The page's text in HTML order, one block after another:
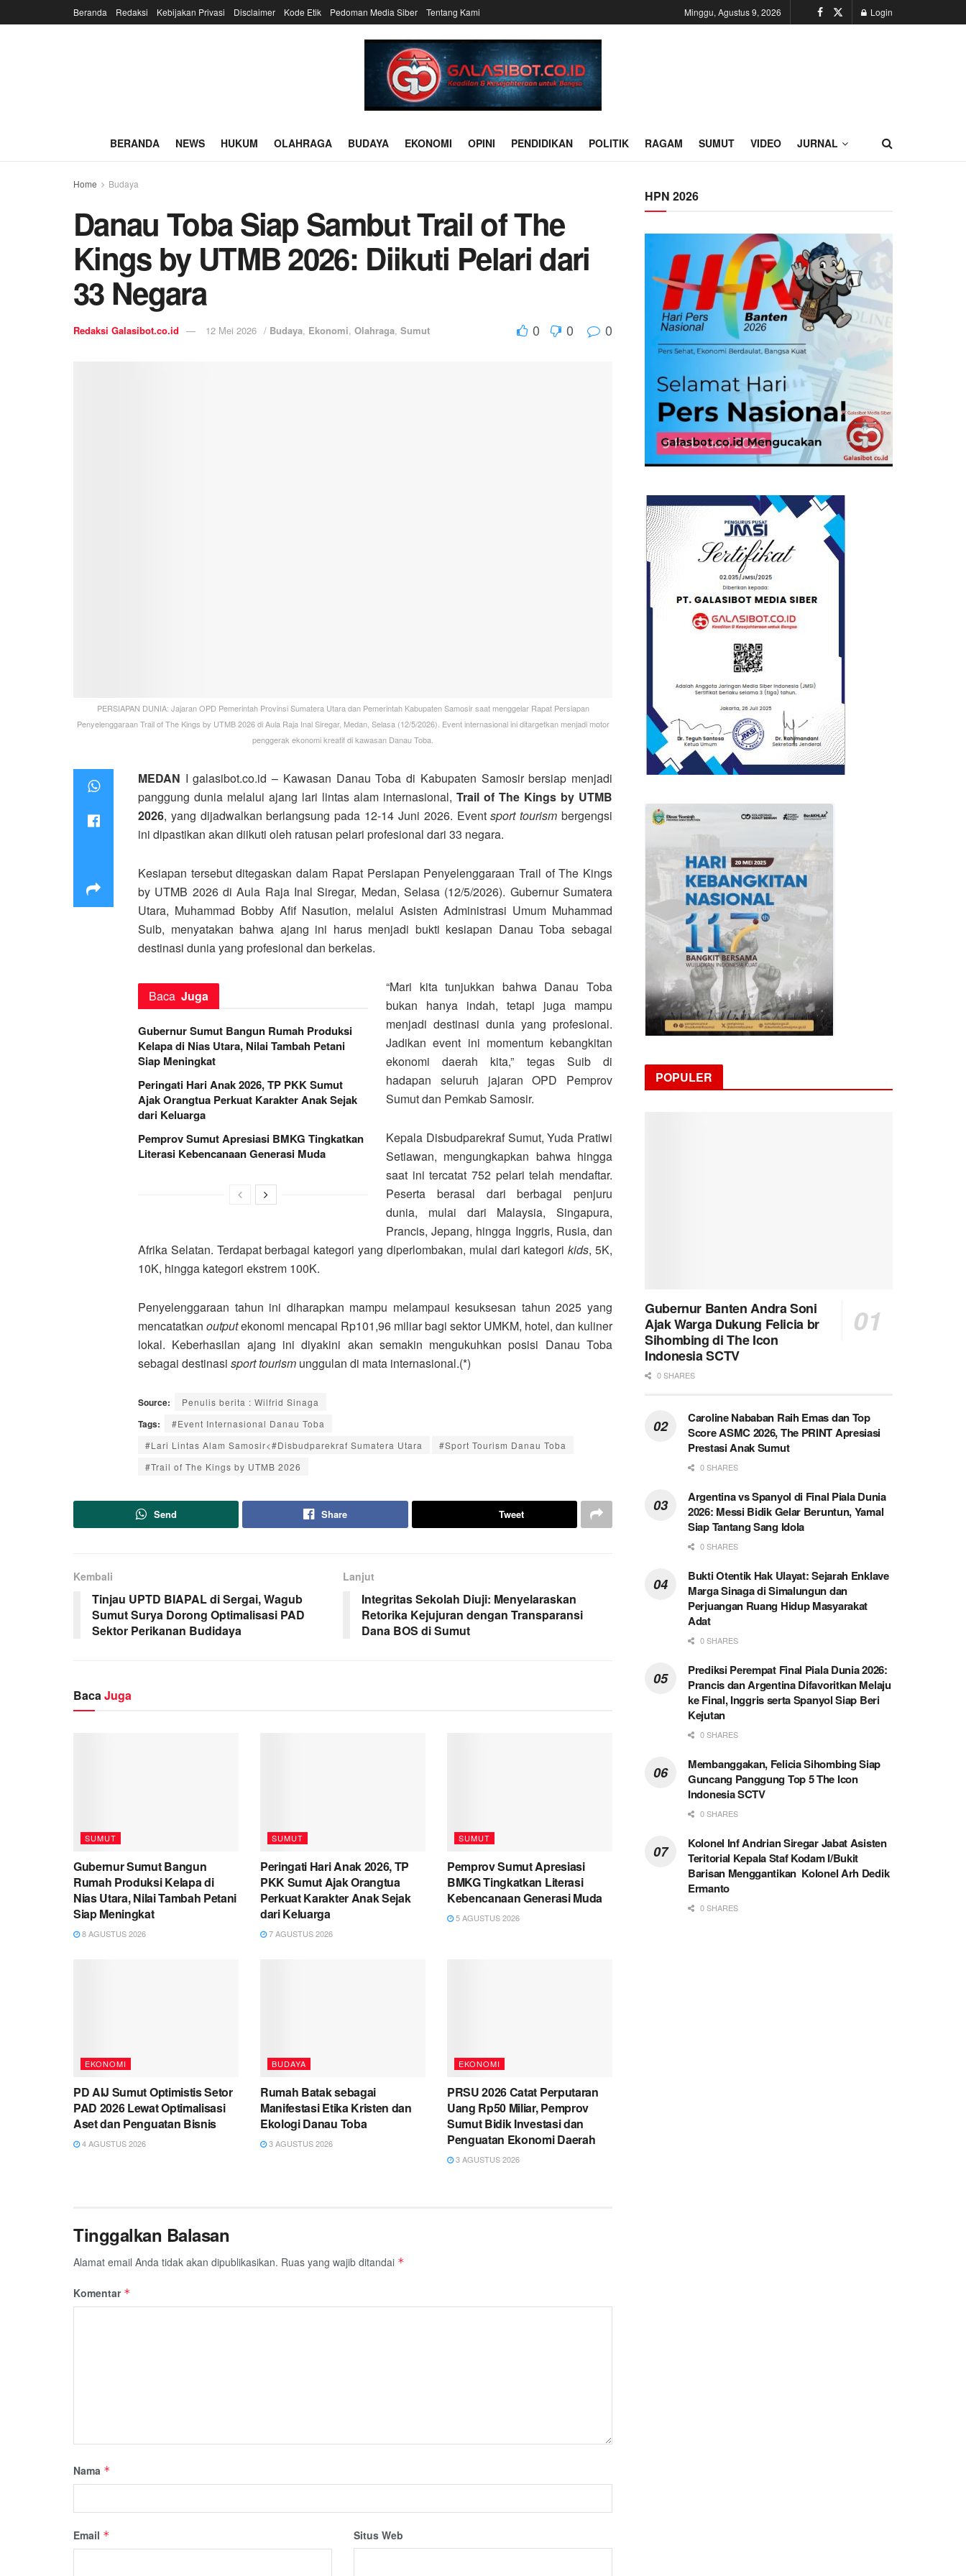
Beranda Redaksi Kebijakan Privasi Disclaimer Kode Etik Pedoman Media Siber Tentang Kami Minggu, Agustus 9, 2026 Login
BERANDA NEWS HUKUM OLAHRAGA BUDAYA EKONOMI OPINI PENDIDIKAN POLITIK RAGAM SUMUT VIDEO JURNAL
Home Budaya
Danau Toba Siap Sambut Trail of The
Kings by UTMB 2026: Diikuti Pelari dari
33 Negara
Redaksi Galasibot.co.id 12 Mei 2026 / Budaya, Ekonomi, Olahraga, Sumut 0 0 0
PERSIAPAN DUNIA: Jajaran OPD Pemerintah Provinsi Sumatera Utara dan Pemerintah Kabupaten Samosir saat menggelar Rapat Persiapan
Penyelenggaraan Trail of The Kings by UTMB 2026 di Aula Raja Inal Siregar, Medan, Selasa (12/5/2026). Event internasional ini ditargetkan menjadi motor
penggerak ekonomi kreatif di kawasan Danau Toba.
MEDAN I galasibot.co.id – Kawasan Danau Toba di Kabupaten Samosir bersiap menjadi
panggung dunia melalui ajang lari lintas alam internasional, Trail of The Kings by UTMB
2026, yang dijadwalkan berlangsung pada 12-14 Juni 2026. Eventsport tourism bergengsi
ini dipastikan akan diikuti oleh ratusan pelari profesional dari 33 negara.
Kesiapan tersebut ditegaskan dalam Rapat Persiapan Penyelenggaraan Trail of The Kings
by UTMB 2026 di Aula Raja Inal Siregar, Medan, Selasa (12/5/2026). Gubernur Sumatera
Utara, Muhammad Bobby Afif Nasution, melalui Asisten Administrasi Umum Muhammad
Suib, menyatakan bahwa ajang ini harus menjadi bukti kesiapan Danau Toba sebagai
destinasi dunia yang profesional dan berkelas.
Baca Juga
Gubernur Sumut Bangun Rumah Produksi
Kelapa di Nias Utara, Nilai Tambah Petani
Siap Meningkat
Peringati Hari Anak 2026, TP PKK Sumut
Ajak Orangtua Perkuat Karakter Anak Sejak
dari Keluarga
Pemprov Sumut Apresiasi BMKG Tingkatkan
Literasi Kebencanaan Generasi Muda
“Mari kita tunjukkan bahwa Danau Toba
bukan hanya indah, tetapi juga mampu
menjadi destinasi dunia yang profesional.
Jadikan event ini momentum kebangkitan
ekonomi daerah kita,” tegas Suib di
hadapan seluruh jajaran OPD Pemprov
Sumut dan Pemkab Samosir.
Kepala Disbudparekraf Sumut, Yuda Pratiwi
Setiawan, mengungkapkan bahwa hingga
saat ini tercatat 752 pelari telah mendaftar.
Peserta berasal dari berbagai penjuru
dunia, mulai dari Malaysia, Singapura,
Prancis, Jepang, hingga Inggris, Rusia, dan
Afrika Selatan. Terdapat berbagai kategori yang diperlombakan, mulai dari kategorikids, 5K,
10K, hingga kategori ekstrem 100K.
Penyelenggaraan tahun ini diharapkan mampu melampaui kesuksesan tahun 2025 yang
mencatatkan outputekonomi mencapai Rp101,96 miliar bagi sektor UMKM, hotel, dan kuliner
lokal. Keberhasilan ajang ini diyakini akan semakin mengukuhkan posisi Danau Toba
sebagai destinasi sport tourism unggulan di mata internasional.(*)
Source: Penulis berita : Wilfrid Sinaga
Tags:
#Event Internasional Danau Toba
#Lari Lintas Alam Samosir<#Disbudparekraf Sumatera Utara
#Sport Tourism Danau Toba
#Trail of The Kings by UTMB 2026
Send Share Tweet
Kembali
Tinjau UPTD BIAPAL di Sergai, Wagub
Sumut Surya Dorong Optimalisasi PAD
Sektor Perikanan Budidaya
Lanjut
Integritas Sekolah Diuji: Menyelaraskan
Retorika Kejujuran dengan Transparansi
Dana BOS di Sumut
BacaJuga
SUMUT
Gubernur Sumut Bangun
Rumah Produksi Kelapa di
Nias Utara, Nilai Tambah Petani
Siap Meningkat
8 AGUSTUS 2026
SUMUT
Peringati Hari Anak 2026, TP
PKK Sumut Ajak Orangtua
Perkuat Karakter Anak Sejak
dari Keluarga
7 AGUSTUS 2026
SUMUT
Pemprov Sumut Apresiasi
BMKG Tingkatkan Literasi
Kebencanaan Generasi Muda
5 AGUSTUS 2026
EKONOMI
PD AIJ Sumut Optimistis Setor
PAD 2026 Lewat Optimalisasi
Aset dan Penguatan Bisnis
4 AGUSTUS 2026
BUDAYA
Rumah Batak sebagai
Manifestasi Etika Kristen dan
Ekologi Danau Toba
3 AGUSTUS 2026
EKONOMI
PRSU 2026 Catat Perputaran
Uang Rp50 Miliar, Pemprov
Sumut Bidik Investasi dan
Penguatan Ekonomi Daerah
3 AGUSTUS 2026
Tinggalkan Balasan
Alamat email Anda tidak akan dipublikasikan. Ruas yang wajib ditandai *
Komentar *
Nama *
Email * Situs Web
HPN 2026
POPULER
Gubernur Banten Andra Soni
Ajak Warga Dukung Felicia br
Sihombing di The Icon
Indonesia SCTV
0 SHARES
Caroline Nababan Raih Emas dan Top
Score ASMC 2026, The PRINT Apresiasi
Prestasi Anak Sumut
0 SHARES
Argentina vs Spanyol di Final Piala Dunia
2026: Messi Bidik Gelar Beruntun, Yamal
Siap Tantang Sang Idola
0 SHARES
Bukti Otentik Hak Ulayat: Sejarah Enklave
Marga Sinaga di Simalungun dan
Perjuangan Ruang Hidup Masyarakat
Adat
0 SHARES
Prediksi Perempat Final Piala Dunia 2026:
Prancis dan Argentina Difavoritkan Melaju
ke Final, Inggris serta Spanyol Siap Beri
Kejutan
0 SHARES
Membanggakan, Felicia Sihombing Siap
Guncang Panggung Top 5 The Icon
Indonesia SCTV
0 SHARES
Kolonel Inf Andrian Siregar Jabat Asisten
Teritorial Kepala Staf Kodam I/Bukit
Barisan Menggantikan Kolonel Arh Dedik
Ermanto
0 SHARES